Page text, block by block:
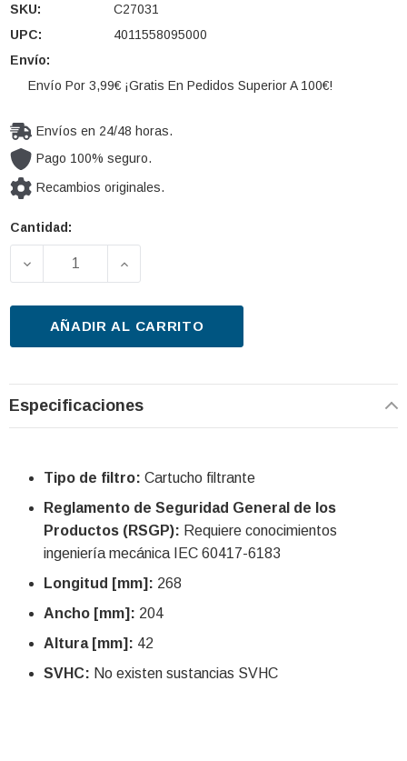
SKU:
C27031
UPC:
4011558095000
Envío:
Envío Por 3,99€ ¡Gratis En Pedidos Superior A 100€!
Envíos en 24/48 horas.
Pago 100% seguro.
Recambios originales.
Cantidad
Cantidad:
DISMINUIR LA CANTIDAD DE FILTRO DE AIRE
AUMENTAR LA CANTIDAD DE FILTRO
AÑADIR AL CARRITO
Especificaciones
Tipo de filtro: Cartucho filtrante
Reglamento de Seguridad General de los
Productos (RSGP): Requiere conocimientos
ingeniería mecánica IEC 60417-6183
Longitud [mm]: 268
Ancho [mm]: 204
Altura [mm]: 42
SVHC: No existen sustancias SVHC